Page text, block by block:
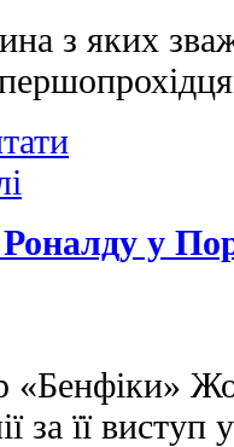
з яких
у
«Бенфіки»
за її